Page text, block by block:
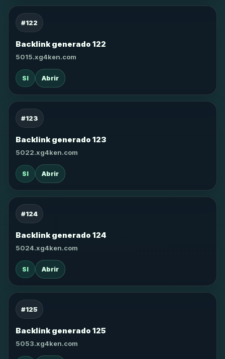
#122
Backlink generado 122
5015.xg4ken.com
SI Abrir
#123
Backlink generado 123
5022.xg4ken.com
SI Abrir
#124
Backlink generado 124
5024.xg4ken.com
SI Abrir
#125
Backlink generado 125
5053.xg4ken.com